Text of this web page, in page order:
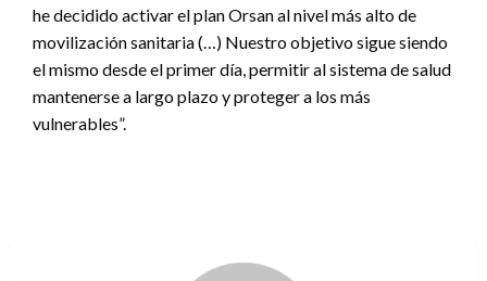
he decidido activar el plan Orsan al nivel más alto de
movilización sanitaria (…) Nuestro objetivo sigue siendo
el mismo desde el primer día, permitir al sistema de salud
mantenerse a largo plazo y proteger a los más
vulnerables”.